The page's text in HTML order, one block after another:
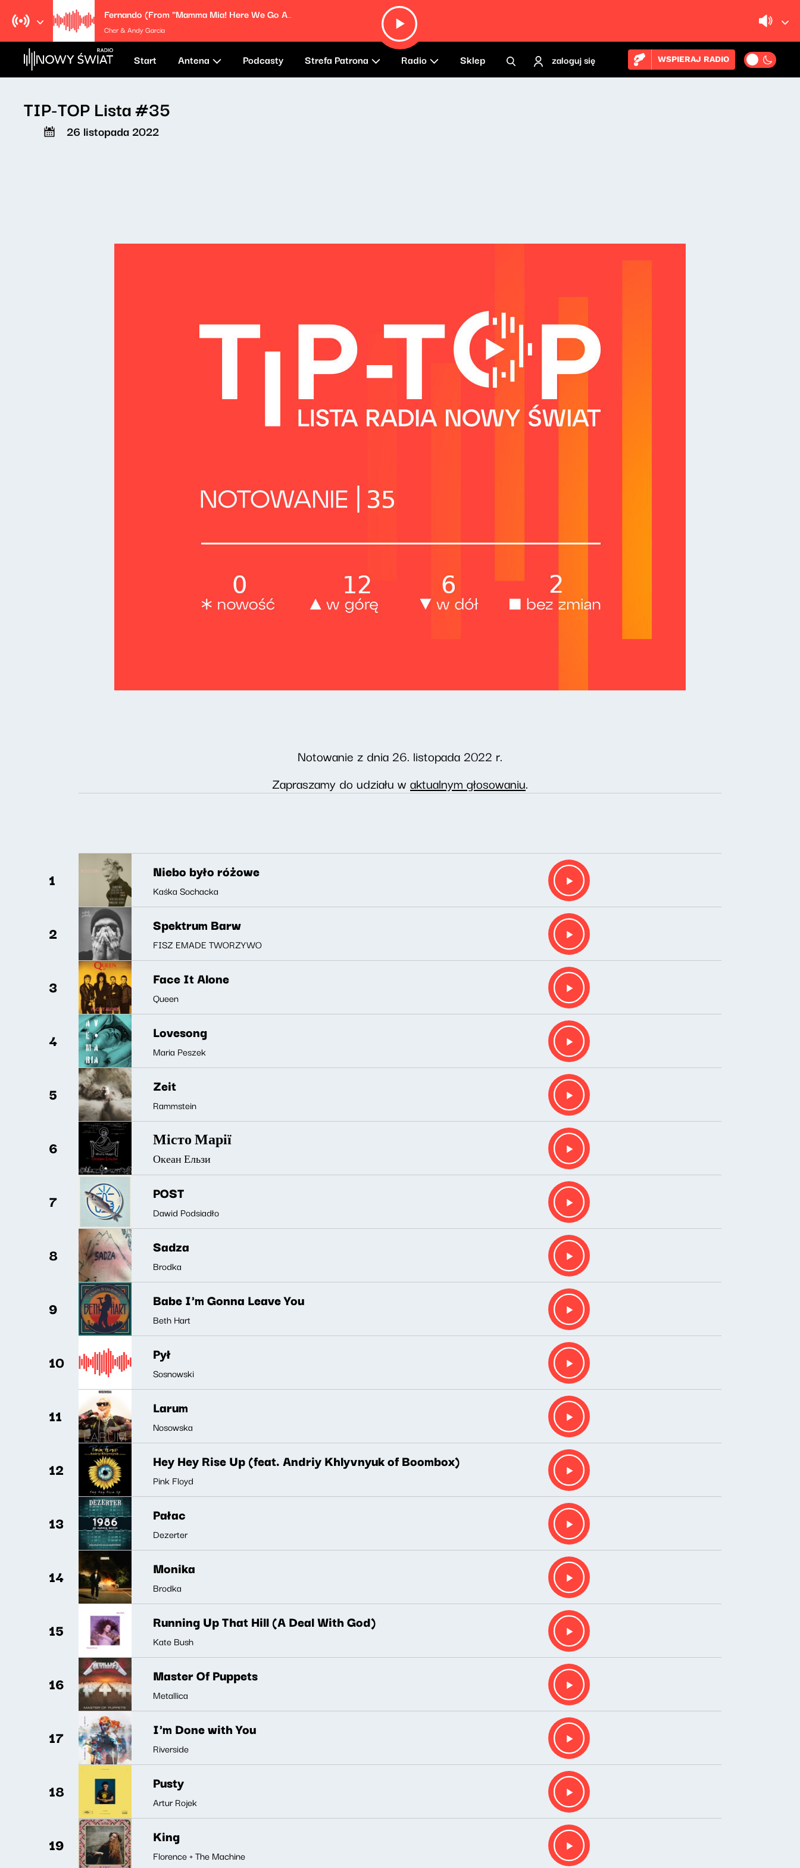
Fernando (From "Mamma Mia! Here We Go Again")
Cher & Andy Garcia
Start Antena Podcasty Strefa Patrona Radio Sklep zaloguj się WSPIERAJ RADIO
TIP-TOP Lista #35
26 listopada 2022
Notowanie z dnia 26. listopada 2022 r.
Zapraszamy do udziału w aktualnym głosowaniu.
1 Niebo było różowe
Kaśka Sochacka
2 Spektrum Barw
FISZ EMADE TWORZYWO
3 Face It Alone
Queen
4 Lovesong
Maria Peszek
5 Zeit
Rammstein
6 Місто Марії
Океан Ельзи
7 POST
Dawid Podsiadło
8 Sadza
Brodka
9 Babe I'm Gonna Leave You
Beth Hart
10 Pył
Sosnowski
11 Larum
Nosowska
12 Hey Hey Rise Up (feat. Andriy Khlyvnyuk of Boombox)
Pink Floyd
13 Pałac
Dezerter
14 Monika
Brodka
15 Running Up That Hill (A Deal With God)
Kate Bush
16 Master Of Puppets
Metallica
17 I'm Done with You
Riverside
18 Pusty
Artur Rojek
19 King
Florence + The Machine